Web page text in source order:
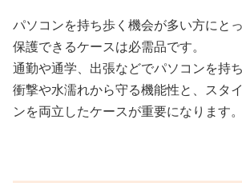
パソコンを持ち歩く機会が多い方にと
保護できるケースは必需品です。
通勤や通学、出張などでパソコンを持
衝撃や水濡れから守る機能性と、スタ
ンを両立したケースが重要になります。